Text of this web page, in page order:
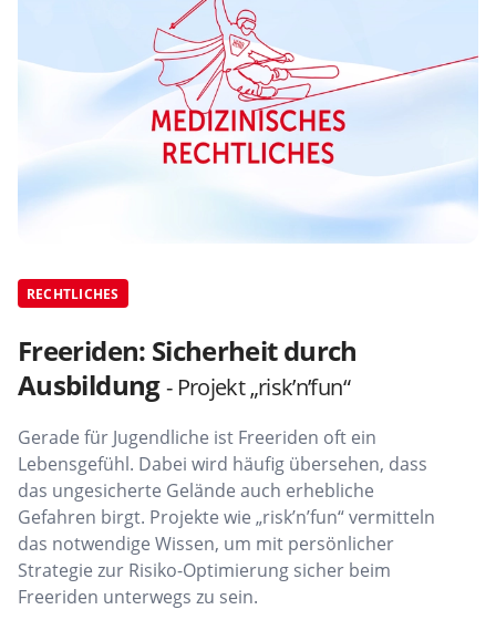
RECHTLICHES
Freeriden: Sicherheit durch
Ausbildung- Projekt „risk’n’fun“
Gerade für Jugendliche ist Freeriden oft ein
Lebensgefühl. Dabei wird häufig übersehen, dass
das ungesicherte Gelände auch erhebliche
Gefahren birgt. Projekte wie „risk’n’fun“ vermitteln
das notwendige Wissen, um mit persönlicher
Strategie zur Risiko-Optimierung sicher beim
Freeriden unterwegs zu sein.